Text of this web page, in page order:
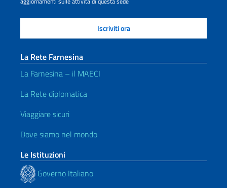
La Rete Farnesina
La Farnesina – il MAECI
La Rete diplomatica
Viaggiare sicuri
Dove siamo nel mondo
Le Istituzioni
Governo Italiano